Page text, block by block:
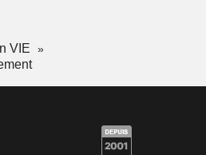
VIE